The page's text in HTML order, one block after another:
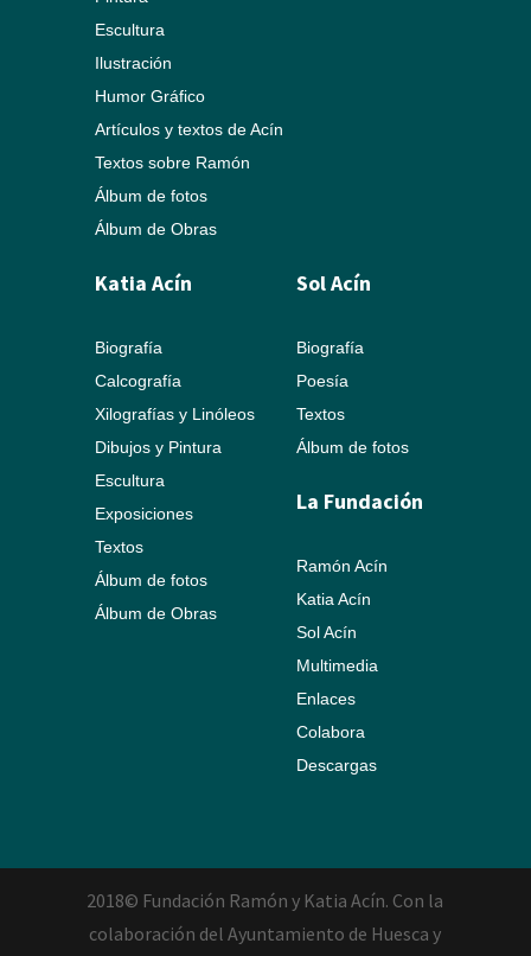
Escultura
Ilustración
Humor Gráfico
Artículos y textos de Acín
Textos sobre Ramón
Álbum de fotos
Álbum de Obras
Katia Acín
Biografía
Calcografía
Xilografías y Linóleos
Dibujos y Pintura
Escultura
Exposiciones
Textos
Álbum de fotos
Álbum de Obras
Sol Acín
Biografía
Poesía
Textos
Álbum de fotos
La Fundación
Ramón Acín
Katia Acín
Sol Acín
Multimedia
Enlaces
Colabora
Descargas
2018© Fundación Ramón y Katia Acín. Con la
colaboración del Ayuntamiento de Huesca y